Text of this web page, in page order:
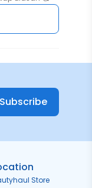
Subscribe
Store